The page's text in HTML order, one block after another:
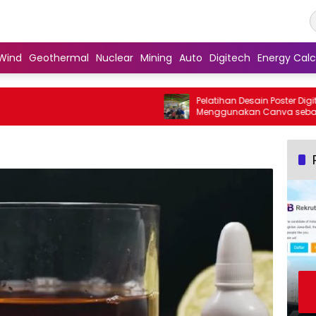
Geothermal Nuclear Mining Auto Digitech Energy
Pelatihan Desain Poster Digital
Menggunakan Canva sebagai
Penguatan Komunikasi Visual pada